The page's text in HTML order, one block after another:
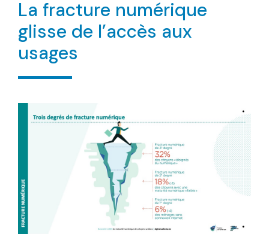
La fracture numérique
glisse de l’accès aux
usages